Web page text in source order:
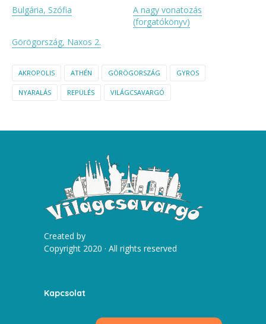
Bulgária, Szófia
A nagy vonatozás
(forgatókönyv)
Görögország, Naxos 2.
AKROPOLIS ATHÉN GÖRÖGORSZÁG GYROS
NYARALÁS REPÜLÉS VILÁGCSAVARGÓ
Created by
Copyright 2020 · All rights reserved
Kapcsolat